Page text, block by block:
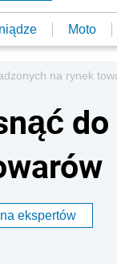
Moto
na rynek
do
ekspertów